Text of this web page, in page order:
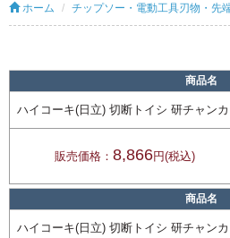
ホーム チップソー・電動工具刃物・先
商品名
ハイコーキ(日立) 切断トイシ 研チャン
販売価格： 8,866円(税込)
商品名
ハイコーキ(日立) 切断トイシ 研チャン